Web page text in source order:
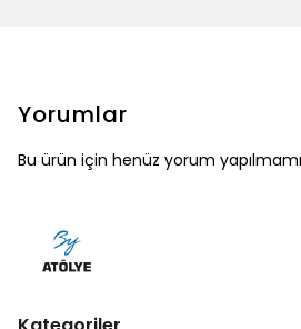
Yorumlar
Bu ürün için henüz yorum